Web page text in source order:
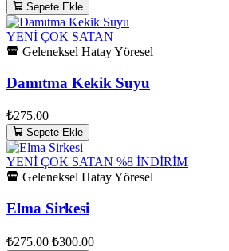
Sepete Ekle
YENİ ÇOK SATAN
Geleneksel Hatay Yöresel
Damıtma Kekik Suyu
₺275.00
Sepete Ekle
YENİ ÇOK SATAN %8 İNDİRİM
Geleneksel Hatay Yöresel
Elma Sirkesi
₺275.00 ₺300.00